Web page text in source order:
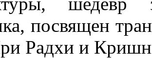
посвящен
Радхи и Кришны